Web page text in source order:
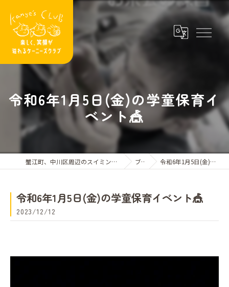
令和6年1月5日(金)の学童保育イ
ベント🎪
蟹江町、中川区周辺のスイミングスクールならケーニーズクラブ ブログ 令和6年1月5日(金)の学童保育イベント🎪
令和6年1月5日(金)の学童保育イベント🎪
2023/12/12